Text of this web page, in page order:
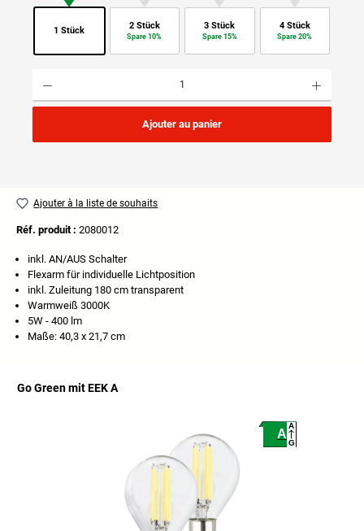
1 Stück 2 Stück
Spare 10%
3 Stück
Spare 15%
4 Stück
Spare 20%
Ajouter au panier
Ajouter à la liste de souhaits
Réf. produit : 2080012
inkl. AN/AUS Schalter
Flexarm für individuelle Lichtposition
inkl. Zuleitung 180 cm transparent
Warmweiß 3000K
5W - 400 lm
Maße: 40,3 x 21,7 cm
Go Green mit EEK A
A
A
G